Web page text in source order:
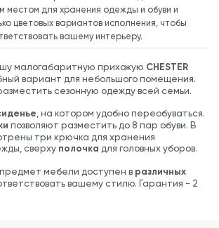
местом для хранения одежды и обуви и
цветовых вариантов исполнения, чтобы
вашему интерьеру.
малогабаритную прихожую CHESTER
вариант для небольшого помещения.
сезонную одежду всей семьи.
, на котором удобно переобуваться.
позволяют разместить до 8 пар обуви. В
три крючка для хранения
сверху полочка для головных уборов.
мебели доступен в различных
вашему стилю. Гарантия - 2